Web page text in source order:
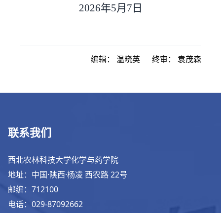
2026年5月7日
编辑： 温晓英 终审： 袁茂森
联系我们
西北农林科技大学化学与药学院
地址：中国·陕西·杨凌 西农路 22号
邮编：712100
电话：029-87092662